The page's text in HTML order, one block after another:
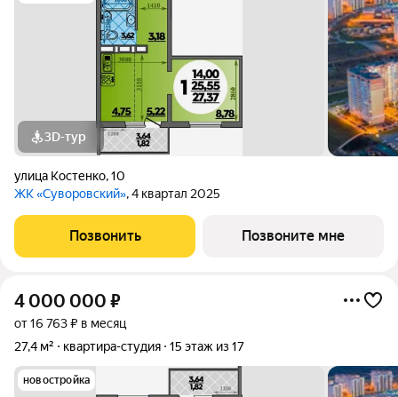
3D-тур
улица Костенко,10
ЖК «Суворовский», 4 квартал 2025
Позвонить Позвоните мне
4 000 000 ₽
от 16 763 ₽ в месяц
27,4 м²
квартира-студия 15 этаж из 17
новостройка